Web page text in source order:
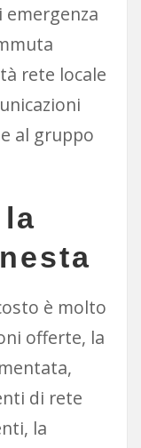
rete locale
al gruppo
è molto
offerte, la
di rete
la